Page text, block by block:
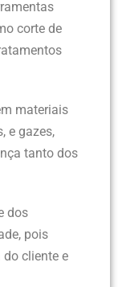
corte de
materiais
e gazes,
tanto dos
dos
pois
cliente e